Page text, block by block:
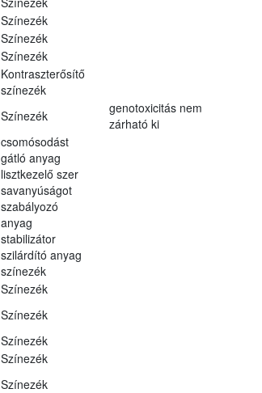
Színezék
Színezék
Színezék
Kontraszterősítő
színezék
Színezék
genotoxicitás nem
zárható ki
csomósodást
gátló anyag
lisztkezelő szer
savanyúságot
szabályozó
anyag
stabilizátor
szilárdító anyag
színezék
Színezék
Színezék
Színezék
Színezék
Színezék